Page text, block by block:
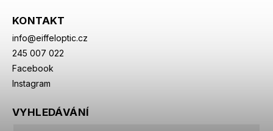
KONTAKT
info@eiffeloptic.cz
245 007 022
Facebook
Instagram
VYHLEDÁVÁNÍ